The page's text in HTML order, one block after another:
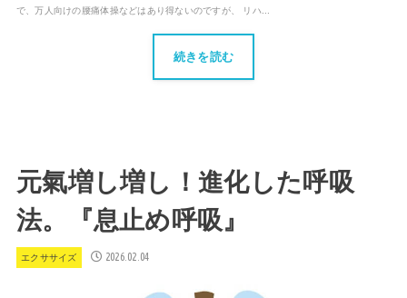
で、万人向けの腰痛体操などはあり得ないのですが、 リハ...
続きを読む
元氣増し増し！進化した呼吸
法。『息止め呼吸』
エクササイズ 2026.02.04